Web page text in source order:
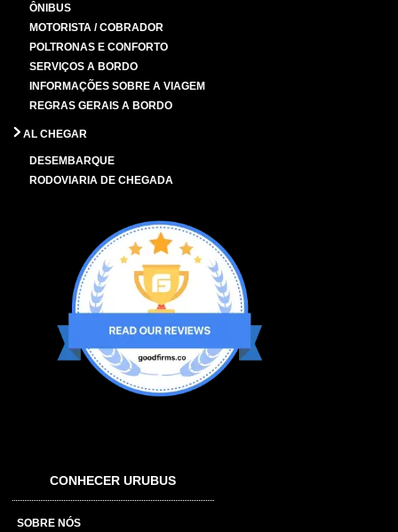
ÔNIBUS
MOTORISTA / COBRADOR
POLTRONAS E CONFORTO
SERVIÇOS A BORDO
INFORMAÇÕES SOBRE A VIAGEM
REGRAS GERAIS A BORDO
AL CHEGAR
DESEMBARQUE
RODOVIARIA DE CHEGADA
CONHECER URUBUS
SOBRE NÓS